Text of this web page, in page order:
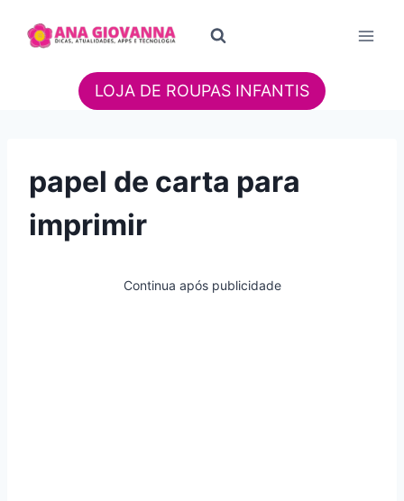
para
LOJA DE ROUPAS INFANTIS
papel de carta para
imprimir
Continua após publicidade